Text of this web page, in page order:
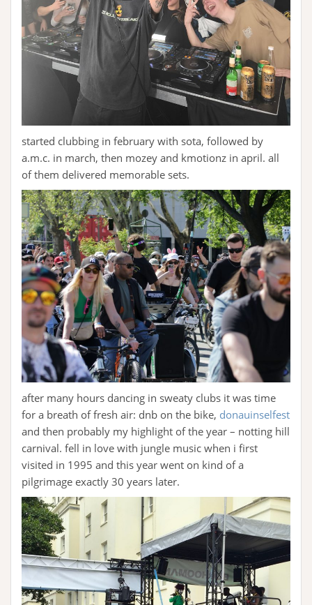
started clubbing in february with sota, followed by
a.m.c. in march, then mozey and kmotionz in april. all
of them delivered memorable sets.
after many hours dancing in sweaty clubs it was time
for a breath of fresh air: dnb on the bike, donauinselfest
and then probably my highlight of the year – notting hill
carnival. fell in love with jungle music when i first
visited in 1995 and this year went on kind of a
pilgrimage exactly 30 years later.